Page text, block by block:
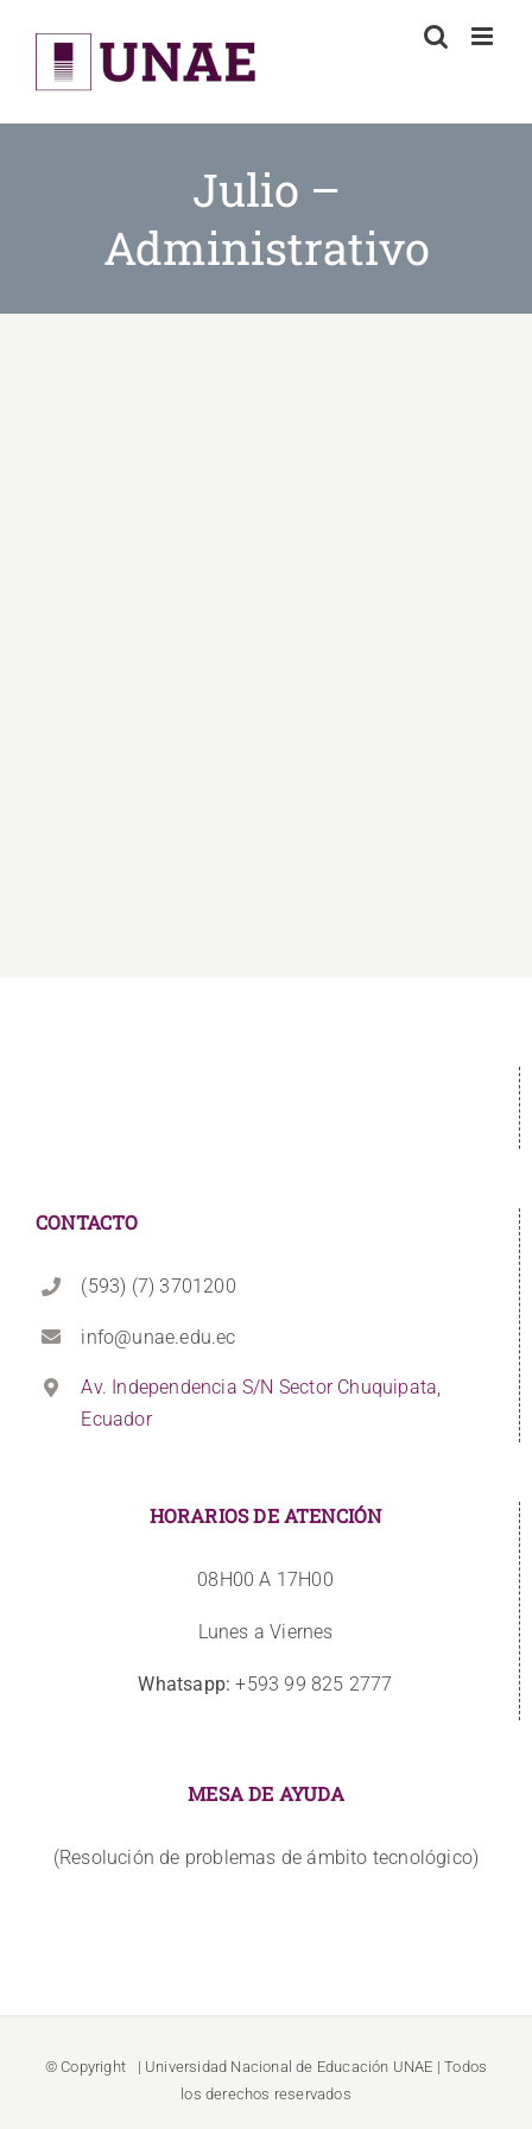
content
Julio –
Administrativo
CONTACTO
(593) (7) 3701200
info@unae.edu.ec
Av. Independencia S/N Sector Chuquipata,
Ecuador
HORARIOS DE ATENCIÓN
08H00 A 17H00
Lunes a Viernes
Whatsapp: +593 99 825 2777
MESA DE AYUDA
(Resolución de problemas de ámbito tecnológico)
© Copyright | Universidad Nacional de Educación UNAE | Todos
los derechos reservados